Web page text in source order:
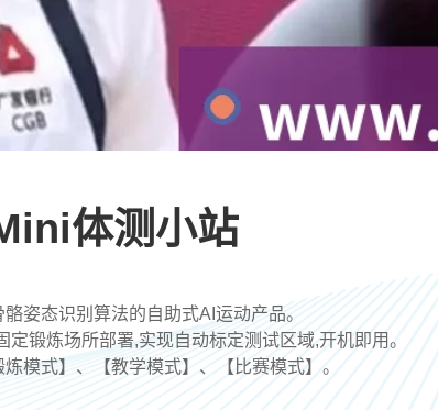
体测小站
姿态识别算法的自助式AI运动产品。
锻炼场所部署,实现自动标定测试区域,开机即用。
炼模式】、【教学模式】、【比赛模式】。